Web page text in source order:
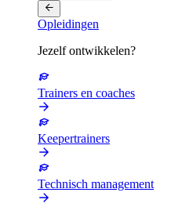
Opleidingen
Jezelf ontwikkelen?
Trainers en coaches
Keepertrainers
Technisch management